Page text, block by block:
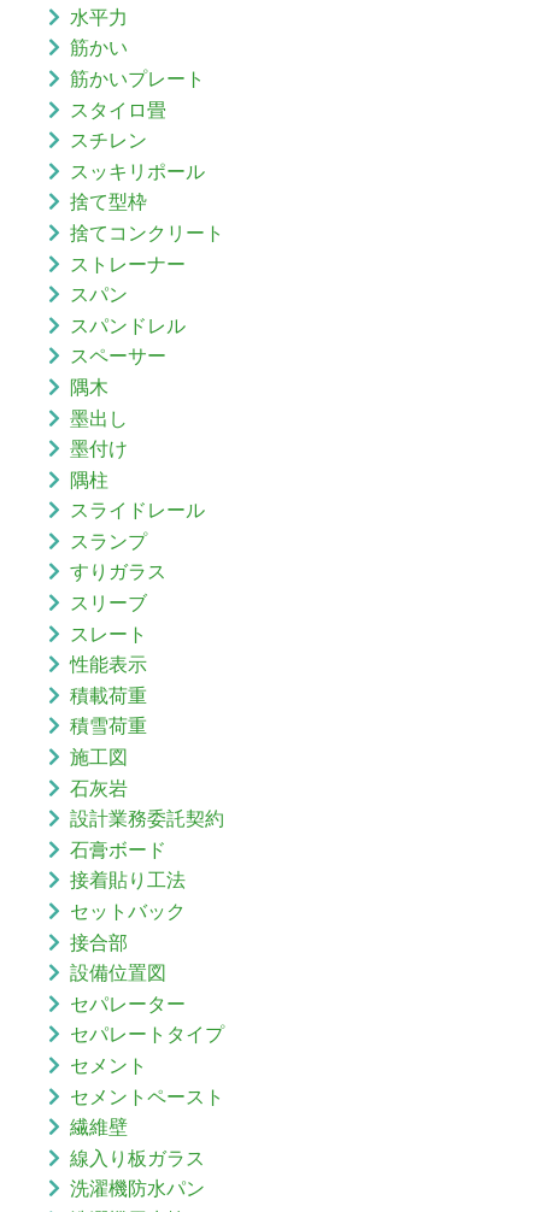
水平力
筋かい
筋かいプレート
スタイロ畳
スチレン
スッキリポール
捨て型枠
捨てコンクリート
ストレーナー
スパン
スパンドレル
スペーサー
隅木
墨出し
墨付け
隅柱
スライドレール
スランプ
すりガラス
スリーブ
スレート
性能表示
積載荷重
積雪荷重
施工図
石灰岩
設計業務委託契約
石膏ボード
接着貼り工法
セットバック
接合部
設備位置図
セパレーター
セパレートタイプ
セメント
セメントペースト
繊維壁
線入り板ガラス
洗濯機防水パン